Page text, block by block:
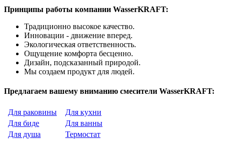
Принципы работы компании WasserKRAFT:
Традиционно высокое качество.
Инновации - движение вперед.
Экологическая ответственность.
Ощущение комфорта бесценно.
Дизайн, подсказанный природой.
Мы создаем продукт для людей.
Предлагаем вашему вниманию смесители WasserKRAFT:
Для раковины
Для кухни
Для биде
Для ванны
Для душа
Термостат